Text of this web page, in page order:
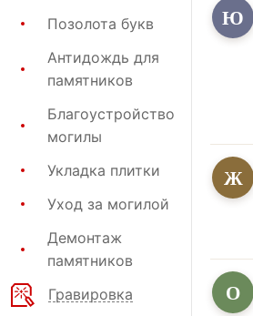
Позолота букв
Антидождь для
памятников
Благоустройство
могилы
Укладка плитки
Уход за могилой
Демонтаж
памятников
Гравировка
Ю
Ж
О